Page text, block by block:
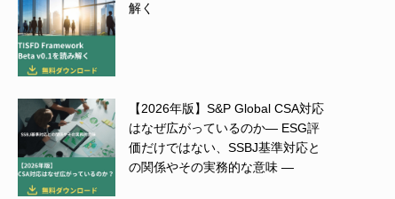
解く
【2026年版】S&P Global CSA対応
はなぜ広がっているのか― ESG評
価だけではない、SSBJ基準対応と
の関係やその実務的な意味 ―